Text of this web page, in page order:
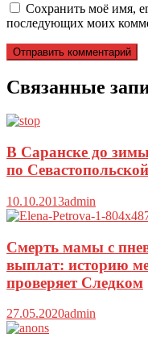
Сохранить моё имя,
последующих моих
Связанные
В Саранске до
по
10.10.2013admin
Смерть мамы с
выплат: историю
проверяет Следком
27.05.2020admin